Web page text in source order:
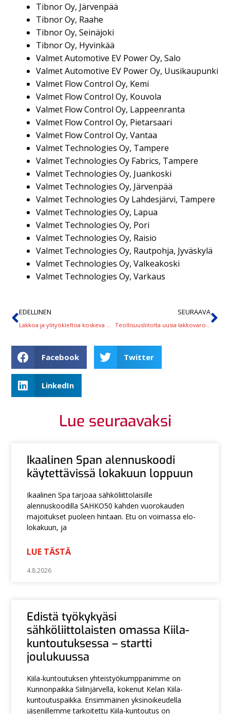
Tibnor Oy, Järvenpää
Tibnor Oy, Raahe
Tibnor Oy, Seinäjoki
Tibnor Oy, Hyvinkää
Valmet Automotive EV Power Oy, Salo
Valmet Automotive EV Power Oy, Uusikaupunki
Valmet Flow Control Oy, Kemi
Valmet Flow Control Oy, Kouvola
Valmet Flow Control Oy, Lappeenranta
Valmet Flow Control Oy, Pietarsaari
Valmet Flow Control Oy, Vantaa
Valmet Technologies Oy, Tampere
Valmet Technologies Oy Fabrics, Tampere
Valmet Technologies Oy, Juankoski
Valmet Technologies Oy, Järvenpää
Valmet Technologies Oy Lahdesjärvi, Tampere
Valmet Technologies Oy, Lapua
Valmet Technologies Oy, Pori
Valmet Technologies Oy, Raisio
Valmet Technologies Oy, Rautpohja, Jyväskylä
Valmet Technologies Oy, Valkeakoski
Valmet Technologies Oy, Varkaus
EDELLINEN SEURAAVA
Facebook Twitter
LinkedIn
Lue seuraavaksi
Ikaalinen Span alennuskoodi
käytettävissä lokakuun loppuun
Ikaalinen Spa tarjoaa sähköliittolaisille
alennuskoodilla SAHKO50 kahden vuorokauden
majoitukset puoleen hintaan. Etu on voimassa elo-
lokakuun, ja
LUE TÄSTÄ
4.8.2026
Edistä työkykyäsi
sähköliittolaisten omassa Kiila-
kuntoutuksessa – startti
joulukuussa
Kiila-kuntoutuksen yhteistyökumppanimme on
Kunnonpaikka Siilinjärvellä, kokenut Kelan Kiila-
kuntoutuspaikka. Ensimmäinen yksinoikeudella
jäsenillemme tarkoitettu Kiila-kuntoutus on